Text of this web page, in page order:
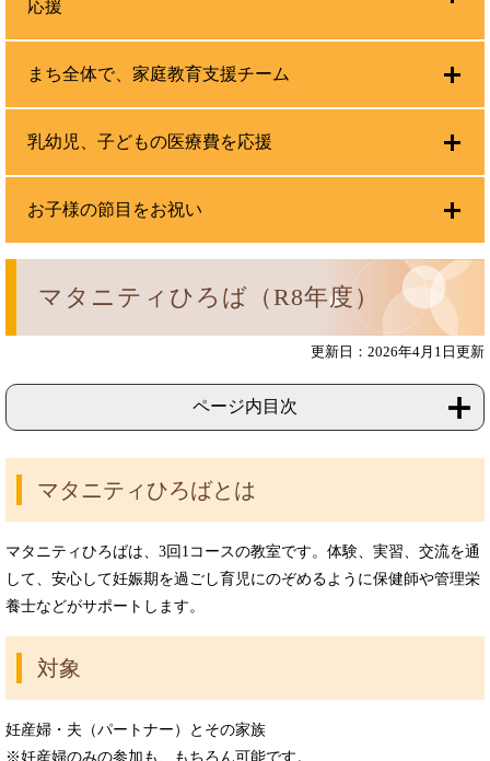
マタニティひろば（R8年度）
更新日：2026年4月1日更新
ページ内目次
マタニティひろばとは
マタニティひろばは、3回1コースの教室です。体験、実習、交流を通
して、安心して妊娠期を過ごし育児にのぞめるように保健師や管理栄
養士などがサポートします。
対象
妊産婦・夫（パートナー）とその家族
※妊産婦のみの参加も、もちろん可能です。
応援
まち全体で、家庭教育支援チーム
乳幼児、子どもの医療費を応援
お子様の節目をお祝い